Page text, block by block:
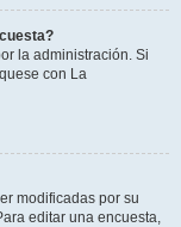
la administración. Si
con La
modificadas por su
editar una encuesta,